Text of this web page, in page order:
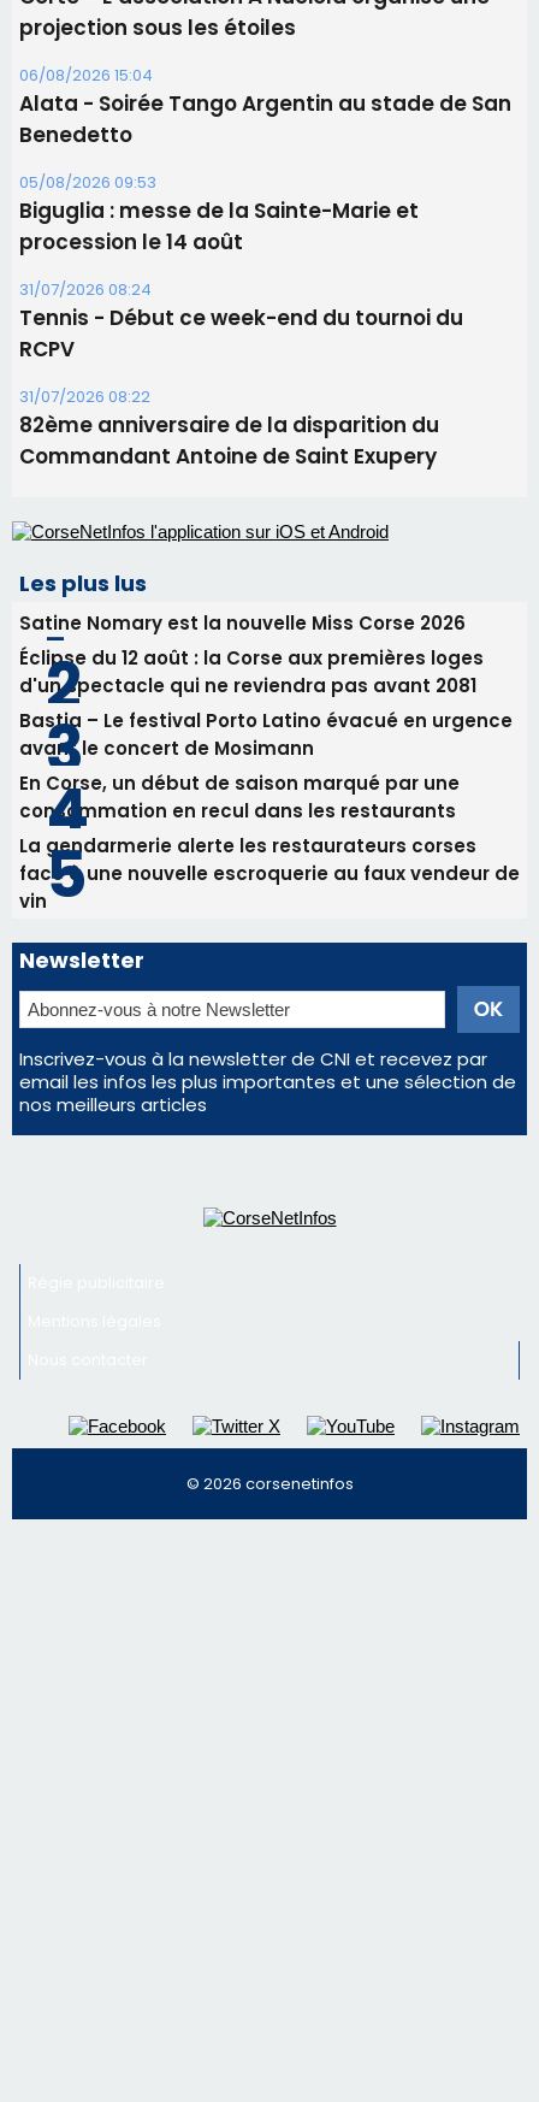
projection sous les étoiles
06/08/2026 15:04
Alata - Soirée Tango Argentin au stade de San
Benedetto
05/08/2026 09:53
Biguglia : messe de la Sainte-Marie et
procession le 14 août
31/07/2026 08:24
Tennis - Début ce week-end du tournoi du
RCPV
31/07/2026 08:22
82ème anniversaire de la disparition du
Commandant Antoine de Saint Exupery
Les plus lus
Satine Nomary est la nouvelle Miss Corse 2026
Éclipse du 12 août : la Corse aux premières loges
d'un spectacle qui ne reviendra pas avant 2081
Bastia – Le festival Porto Latino évacué en urgence
avant le concert de Mosimann
En Corse, un début de saison marqué par une
consommation en recul dans les restaurants
La gendarmerie alerte les restaurateurs corses
face à une nouvelle escroquerie au faux vendeur de
vin
Newsletter
Inscrivez-vous à la newsletter de CNI et recevez par
email les infos les plus importantes et une sélection de
nos meilleurs articles
© 2026 corsenetinfos